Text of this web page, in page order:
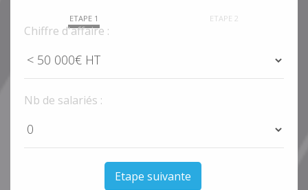
ETAPE 1 ETAPE 2
Chiffre d'affaire :
Nb de salariés :
Etape suivante